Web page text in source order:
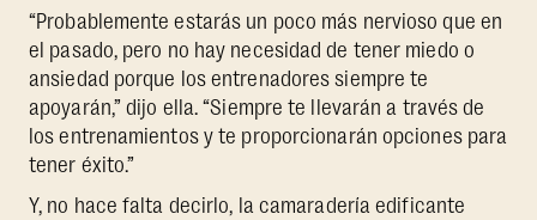
“Probablemente estarás un poco más nervioso que en
el pasado, pero no hay necesidad de tener miedo o
ansiedad porque los entrenadores siempre te
apoyarán,” dijo ella. “Siempre te llevarán a través de
los entrenamientos y te proporcionarán opciones para
tener éxito.”
Y, no hace falta decirlo, la camaradería edificante